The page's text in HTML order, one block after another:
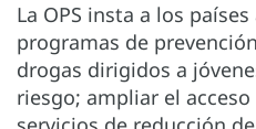
La OPS insta a los
programas de
drogas dirigidos a
riesgo; ampliar el